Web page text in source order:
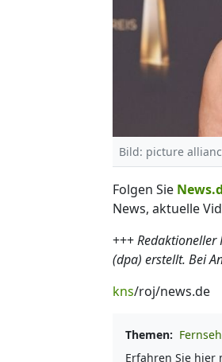
Bild: picture
Folgen Sie
News, aktuelle
+++Redaktioneller
(dpa) erstellt. Bei
kns/roj/news.de
Themen:
Erfahren Sie hier